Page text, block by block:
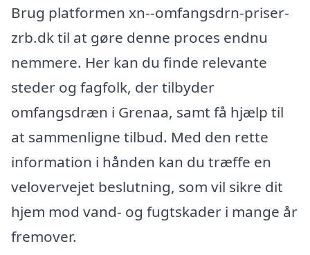
Brug platformen xn--omfangsdrn-priser-
zrb.dk til at gøre denne proces endnu
nemmere. Her kan du finde relevante
steder og fagfolk, der tilbyder
omfangsdræn i Grenaa, samt få hjælp til
at sammenligne tilbud. Med den rette
information i hånden kan du træffe en
velovervejet beslutning, som vil sikre dit
hjem mod vand- og fugtskader i mange år
fremover.